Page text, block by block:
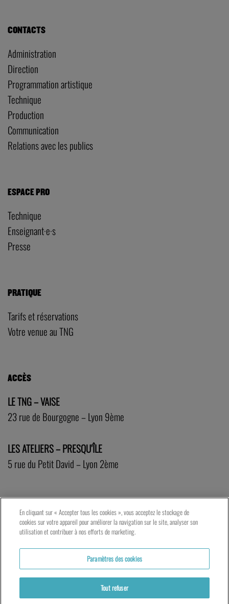
CONTACTS
Administration
Direction
Programmation artistique
Technique
Production
Communication
Relations avec les publics
ESPACE PRO
Technique
Enseignant·e·s
Presse
PRATIQUE
Tarifs et réservations
Votre venue au TNG
ACCÈS
LE TNG – VAISE
23 rue de Bourgogne – Lyon 9ème
LES ATELIERS – PRESQU’ÎLE
5 rue du Petit David – Lyon 2ème
En cliquant sur « Accepter tous les cookies », vous acceptez le stockage de
cookies sur votre appareil pour améliorer la navigation sur le site, analyser son
utilisation et contribuer à nos efforts de marketing.
Paramètres des cookies
Tout refuser